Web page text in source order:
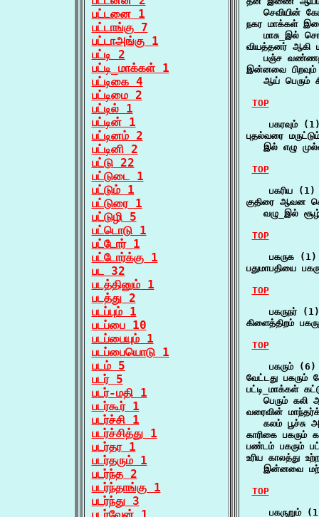
பட்டனை 1
பட்டாங்கு 7
பட்டாஅங்கு 1
பட்டி 2
பட்டி_மாக்கள் 1
பட்டிகை 4
பட்டிமை 2
பட்டில் 1
பட்டின் 1
பட்டினம் 2
பட்டினி 2
பட்டு 22
பட்டுடை 1
பட்டும் 1
பட்டுரை 1
பட்டுழி 5
பட்டொடு 1
பட்டோர் 1
பட்டோர்க்கு 1
பட 32
படத்தினும் 1
படத்து 2
படப்பும் 1
படப்பை 10
படப்பையும் 1
படப்பையொடு 1
படம் 5
படர் 5
படர்-மதி 1
படர்கூர் 1
படர்ச்சி 1
படர்ச்சித்து 1
படர்தர 1
படர்தரும் 1
படர்ந்த 2
படர்ந்தாங்கு 1
படர்ந்து 3
செவியின்
நகர மாக்கள்
மாசு_இல்
வியத்தனர் ஆகி
பஞ்ச
இன்னவை
ஆய் பெரும்
TOP
பகரவும்
புதல்வரை
இல் எழு
TOP
    பகரிய (1)
குதிரை ஆவன
வழு_இல்
TOP
    பகருக (1)
பதுமாபதியை
TOP
    பகருநர் (1)
கிளைத்திறம்
TOP
    பகரும் (6)
வேட்டது
பட்டி_மாக்கள்
பெரும்
வரைவின்
கலம் பூச்சு
காரிகை
பண்டம் பகரும்
உரிய காலத்து
இன்னவை
TOP
பகருறும்